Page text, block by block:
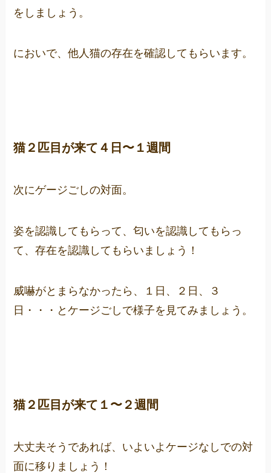
をしましょう。
においで、他人猫の存在を確認してもらいます。
猫２匹目が来て４日〜１週間
次にゲージごしの対面。
姿を認識してもらって、匂いを認識してもらっ
て、存在を認識してもらいましょう！
威嚇がとまらなかったら、１日、２日、３
日・・・とケージごしで様子を見てみましょう。
猫２匹目が来て１〜２週間
大丈夫そうであれば、いよいよケージなしでの対
面に移りましょう！